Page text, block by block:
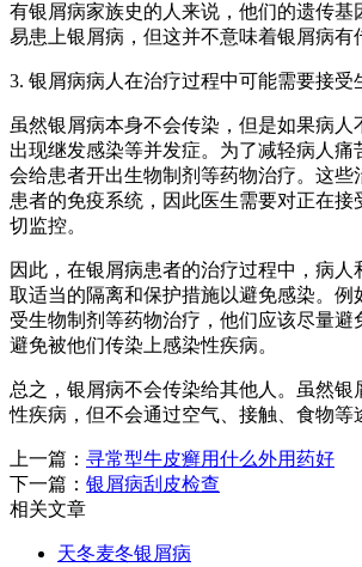
有银屑病家族史的人来说，他们的遗传基
易患上银屑病，但这并不意味着银屑病有
3. 银屑病病人在治疗过程中可能需要接受
虽然银屑病本身不会传染，但是如果病人
出现继发感染等并发症。为了减轻病人痛
会给患者开出生物制剂等药物治疗。这些
患者的免疫系统，因此医生需要对正在接
切监控。
因此，在银屑病患者的治疗过程中，病人
取适当的隔离和保护措施以避免感染。例
受生物制剂等药物治疗，他们应该尽量避
避免被他们传染上感染性疾病。
总之，银屑病不会传染给其他人。虽然银
性疾病，但不会通过空气、接触、食物等
上一篇： 寻常型牛皮癣用什么外用药好
下一篇： 银屑病刮皮检查
相关文章
天冬麦冬银屑病